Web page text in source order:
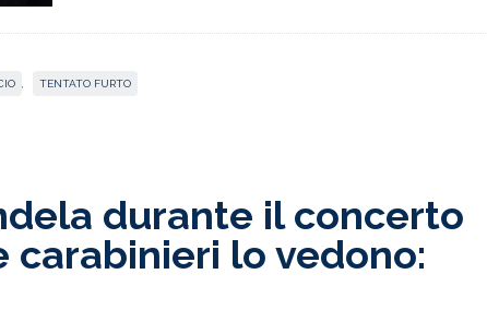
TENTATO FURTO
durante il concerto
carabinieri lo vedono: